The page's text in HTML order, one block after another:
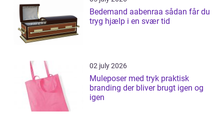
Bedemand aabenraa sådan får du
tryg hjælp i en svær tid
02 july 2026
Muleposer med tryk praktisk
branding der bliver brugt igen og
igen